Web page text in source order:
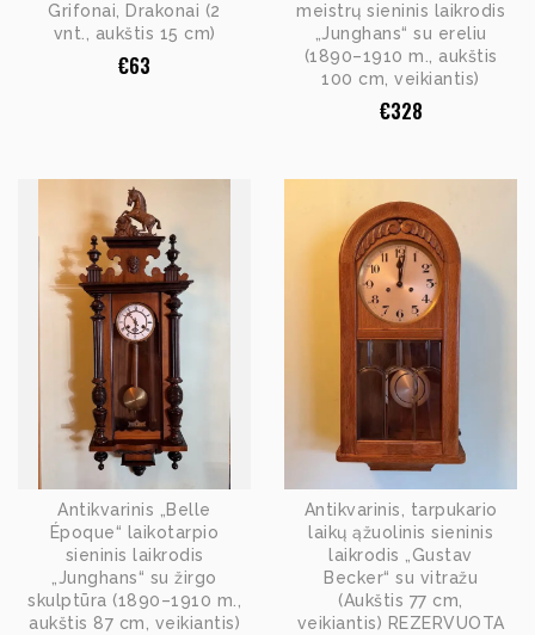
Grifonai, Drakonai (2
vnt., aukštis 15 cm)
€63
meistrų sieninis laikrodis
„Junghans“ su ereliu
(1890–1910 m., aukštis
100 cm, veikiantis)
€328
Antikvarinis „Belle
Époque“ laikotarpio
sieninis laikrodis
„Junghans“ su žirgo
skulptūra (1890–1910 m.,
aukštis 87 cm, veikiantis)
Antikvarinis, tarpukario
laikų ąžuolinis sieninis
laikrodis „Gustav
Becker“ su vitražu
(Aukštis 77 cm,
veikiantis) REZERVUOTA